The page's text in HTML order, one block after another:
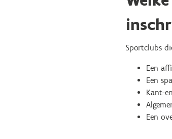
Sportclubs
Een
Een
Kant-
Een